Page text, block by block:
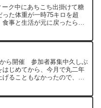
ク中にあちこち出掛けて糖
た体重が一時75キロを超
事と生活が元に戻ったら、
ら開催 参加者募集中久しぶ
じめてから、今月で丸二年
ることもなかったので、そ